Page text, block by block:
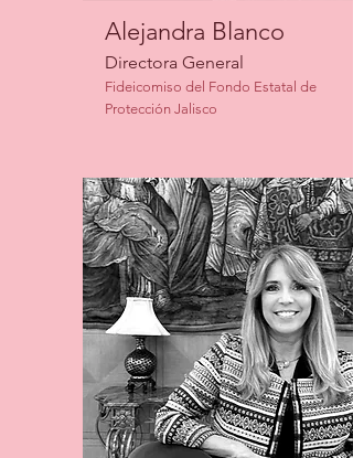
Alejandra Blanco
Directora General
Fideicomiso del Fondo Estatal de
Protección Jalisco